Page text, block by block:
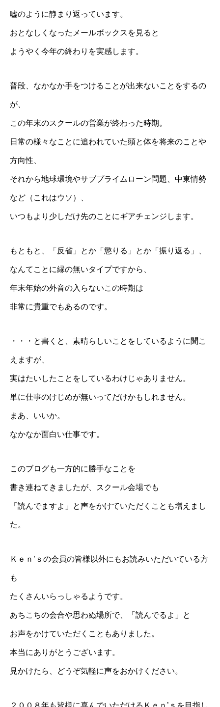
嘘のように静まり返っています。
おとなしくなったメールボックスを見ると
ようやく今年の終わりを実感します。
普段、なかなか手をつけることが出来ないことをするの
が、
この年末のスクールの営業が終わった時期。
日常の様々なことに追われていた頭と体を将来のことや
方向性、
それから地球環境やサブプライムローン問題、中東情勢
など（これはウソ）、
いつもより少しだけ先のことにギアチェンジします。
もともと、「反省」とか「懲りる」とか「振り返る」、
なんてことに縁の無いタイプですから、
年末年始の外音の入らないこの時期は
非常に貴重でもあるのです。
・・・と書くと、素晴らしいことをしているように聞こ
えますが、
実はたいしたことをしているわけじゃありません。
単に仕事のけじめが無いってだけかもしれません。
まあ、いいか。
なかなか面白い仕事です。
このブログも一方的に勝手なことを
書き連ねてきましたが、スクール会場でも
「読んでますよ」と声をかけていただくことも増えまし
た。
Ｋｅｎ’ｓの会員の皆様以外にもお読みいただいている方
も
たくさんいらっしゃるようです。
あちこちの会合や思わぬ場所で、「読んでるよ」と
お声をかけていただくこともありました。
本当にありがとうございます。
見かけたら、どうぞ気軽に声をおかけください。
２００８年も皆様に喜んでいただけるＫｅｎ’ｓを目指し